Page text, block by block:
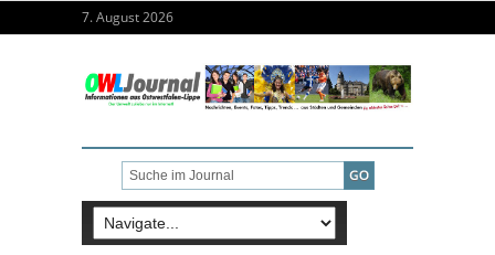
7. August 2026